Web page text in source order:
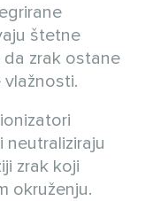
štetne
zrak ostane
zrak koji
okruženju.